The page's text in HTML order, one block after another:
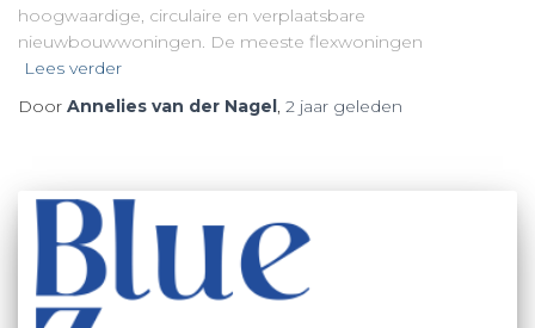
hoogwaardige, circulaire en verplaatsbare
nieuwbouwwoningen. De meeste flexwoningen
Lees verder
Door Annelies van der Nagel, 2 jaar geleden